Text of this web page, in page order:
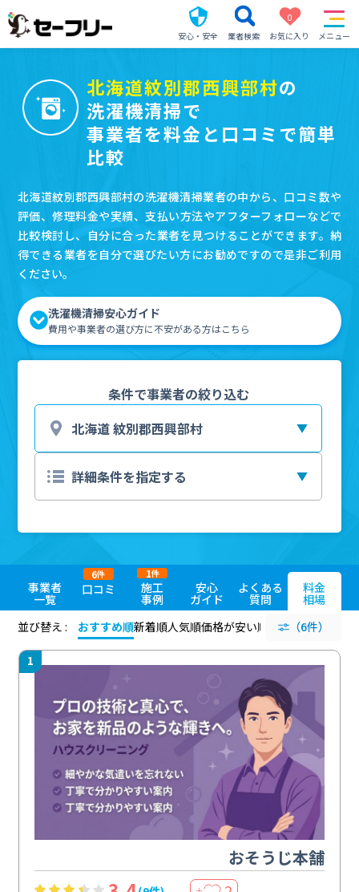
安心・安全 業者検索
0
お気に入り
メニュー
北海道紋別郡西興部村の
洗濯機清掃で
事業者を料金と口コミで簡単
比較
北海道紋別郡西興部村の洗濯機清掃業者の中から、口コミ数や
評価、修理料金や実績、支払い方法やアフターフォローなどで
比較検討し、自分に合った業者を見つけることができます。納
得できる業者を自分で選びたい方にお勧めですので是非ご利用
ください。
洗濯機清掃安心ガイド
費用や事業者の選び方に不安がある方はこちら
条件で事業者の絞り込む
事業者
一覧
口コミ
6件
施工
事例
1件
安心
ガイド
よくある
質問
料金
相場
並び替え :
おすすめ順新着順人気順価格が安い順 評価が高い順
（6件）
1
おそうじ本舗